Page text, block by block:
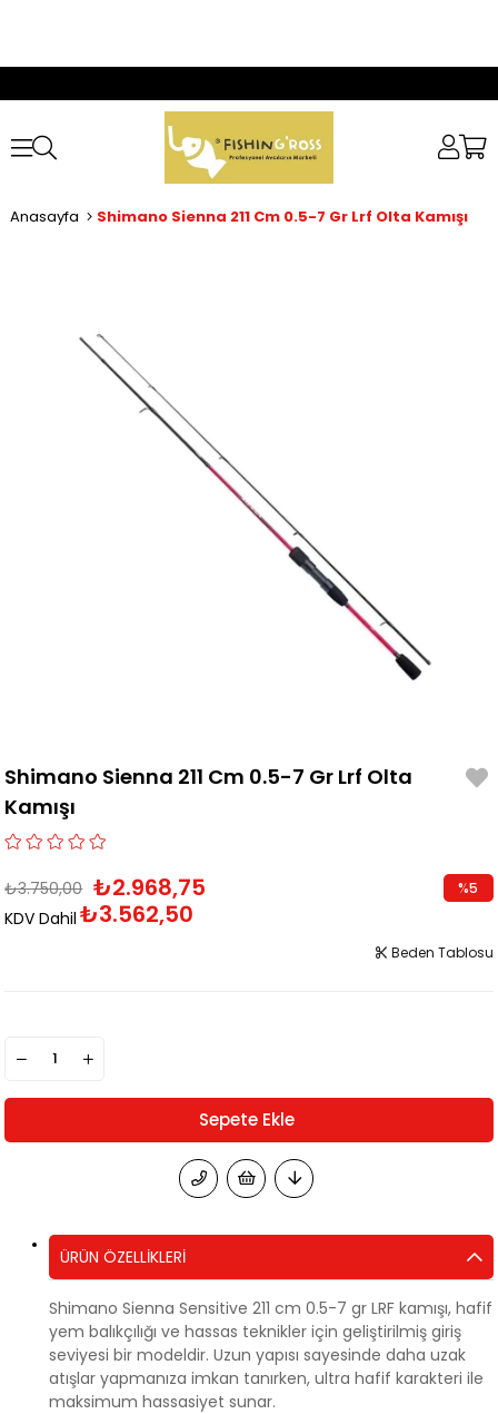
Anasayfa Shimano Sienna 211 Cm 0.5-7 Gr Lrf Olta Kamışı
Shimano Sienna 211 Cm 0.5-7 Gr Lrf Olta
Kamışı
₺3.750,00 ₺2.968,75
KDV Dahil ₺3.562,50
%5
Beden Tablosu
ÜRÜN ÖZELLIKLERI
Shimano Sienna Sensitive 211 cm 0.5-7 gr LRF kamışı, hafif
yem balıkçılığı ve hassas teknikler için geliştirilmiş giriş
seviyesi bir modeldir. Uzun yapısı sayesinde daha uzak
atışlar yapmanıza imkan tanırken, ultra hafif karakteri ile
maksimum hassasiyet sunar.